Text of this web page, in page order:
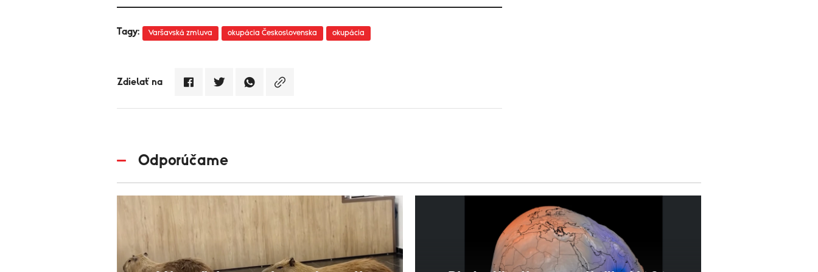
Tagy: Varšavská zmluva okupácia Československa okupácia
Zdielať na
Odporúčame